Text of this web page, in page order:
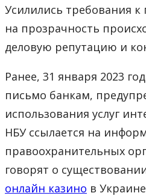
Усилились требования к
на прозрачность
деловую репутацию и
Ранее, 31 января 2023
письмо банкам,
использования услуг
НБУ ссылается на
правоохранительных
говорят о
онлайн казино в